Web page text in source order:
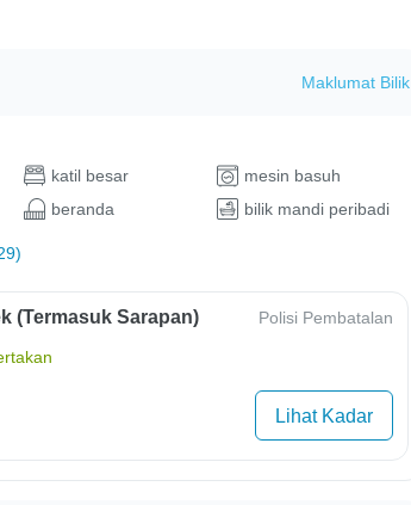
Maklumat Bilik
katil besar
mesin basuh
beranda bilik mandi peribadi
(Termasuk Sarapan) Polisi Pembatalan
Lihat Kadar